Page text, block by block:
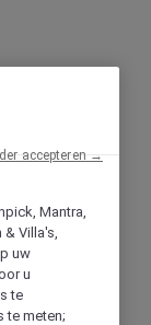
Mantra,
& Villa's,
uw
u
te
te meten;
accepteren →